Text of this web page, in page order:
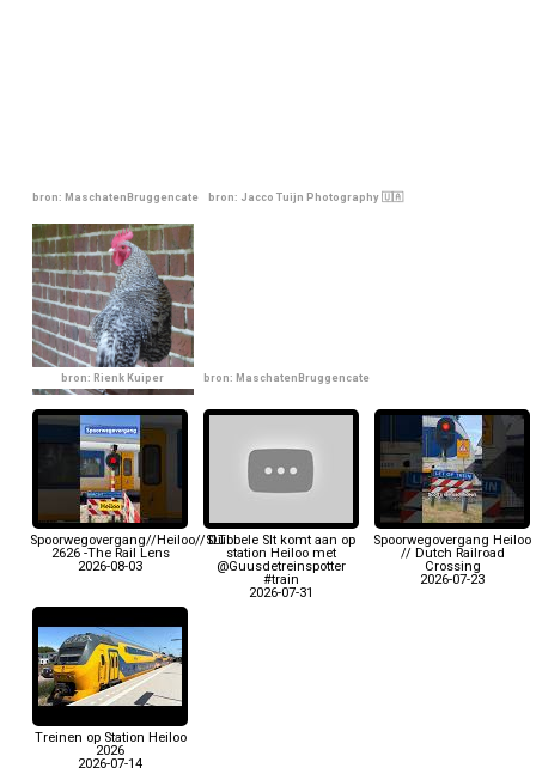
bron: MaschatenBruggencate bron: Jacco Tuijn Photography 🇺🇦
bron: Rienk Kuiper bron: MaschatenBruggencate
Spoorwegovergang//Heiloo//SLT
2626 -The Rail Lens
2026-08-03
Dubbele Slt komt aan op
station Heiloo met
@Guusdetreinspotter
#train
2026-07-31
Spoorwegovergang Heiloo
// Dutch Railroad
Crossing
2026-07-23
Treinen op Station Heiloo
2026
2026-07-14